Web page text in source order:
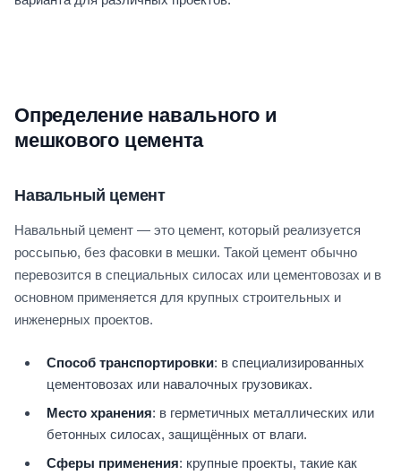
Определение навального и
мешкового цемента
Навальный цемент
Навальный цемент — это цемент, который реализуется
россыпью, без фасовки в мешки. Такой цемент обычно
перевозится в специальных силосах или цементовозах и в
основном применяется для крупных строительных и
инженерных проектов.
Способ транспортировки: в специализированных
цементовозах или навалочных грузовиках.
Место хранения: в герметичных металлических или
бетонных силосах, защищённых от влаги.
Сферы применения: крупные проекты, такие как